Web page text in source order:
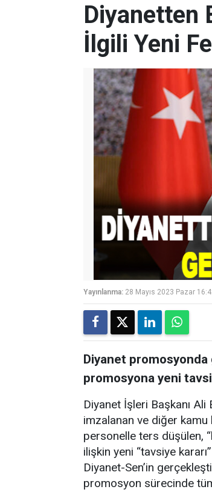
Diyanetten
İlgili Yeni
Yayınlanma: 28 Mayıs 2023 Pazar
Diyanet promosyonda
promosyona yeni
Diyanet İşleri Başkanı Ali
imzalanan ve diğer kamu
personelle ters düşülen,
ilişkin yeni “tavsiye
Diyanet-Sen’in
promosyon sürecinde